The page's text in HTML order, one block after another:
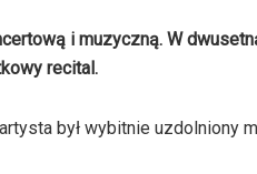
i muzyczną. W
recital.
był wybitnie uzdolniony